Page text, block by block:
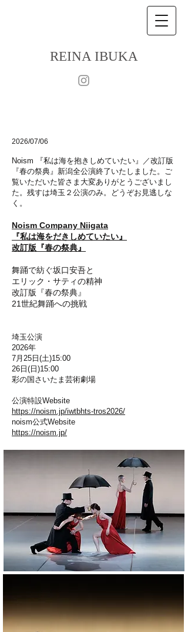
REINA IBUKA
​2026/07/06
Noism 『私は海を抱きしめていたい』／改訂版
『春の祭典』 新潟全公演終了いたしました。ご
覧いただいた皆さま大変ありがとうございまし
た。 残すは埼玉２公演のみ。
どうぞお見逃しな
く。
Noism Company Niigata
『私は海をだきしめていたい』
改訂版『春の祭典』
​舞踊で紡ぐ坂口安吾と
エリック・サティの精神
改訂版『春の祭典』
21世紀舞踊への挑戦
埼玉公演
2026年
7月25日(土)15:00
26日(日)15:00
彩の国さいたま芸術劇場​
公演特設Website
https://noism.jp/iwtbhts-tros2026/
​noism公式Website
https://noism.jp/